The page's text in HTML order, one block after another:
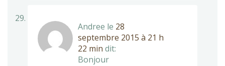
Andree le 28
septembre 2015 à 21 h
22 min dit:
Bonjour